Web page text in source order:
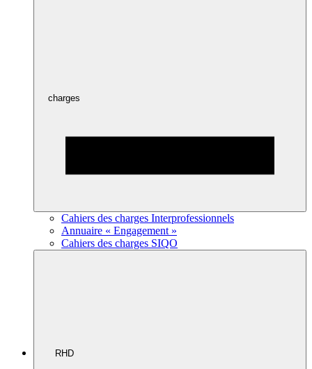
charges
Cahiers des charges Interprofessionnels
Annuaire « Engagement »
Cahiers des charges SIQO
RHD